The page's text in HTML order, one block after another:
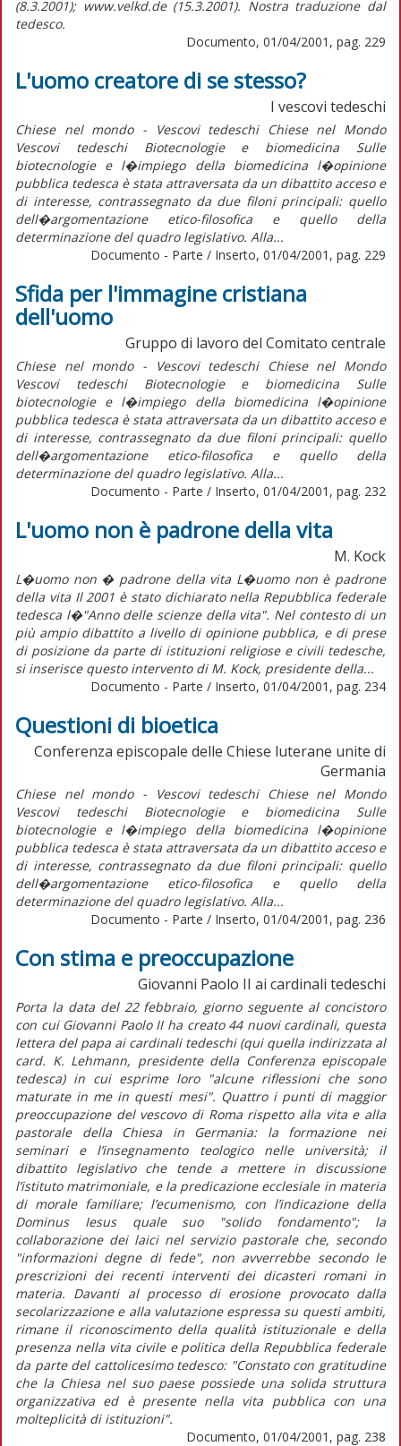
(8.3.2001); www.velkd.de (15.3.2001). Nostra traduzione dal
tedesco.
Documento, 01/04/2001, pag. 229
L'uomo creatore di se stesso?
I vescovi tedeschi
Chiese nel mondo - Vescovi tedeschi Chiese nel Mondo
Vescovi tedeschi Biotecnologie e biomedicina Sulle
biotecnologie e l�impiego della biomedicina l�opinione
pubblica tedesca è stata attraversata da un dibattito acceso e
di interesse, contrassegnato da due filoni principali: quello
dell�argomentazione etico-filosofica e quello della
determinazione del quadro legislativo. Alla...
Documento - Parte / Inserto, 01/04/2001, pag. 229
Sfida per l'immagine cristiana
dell'uomo
Gruppo di lavoro del Comitato centrale
Chiese nel mondo - Vescovi tedeschi Chiese nel Mondo
Vescovi tedeschi Biotecnologie e biomedicina Sulle
biotecnologie e l�impiego della biomedicina l�opinione
pubblica tedesca è stata attraversata da un dibattito acceso e
di interesse, contrassegnato da due filoni principali: quello
dell�argomentazione etico-filosofica e quello della
determinazione del quadro legislativo. Alla...
Documento - Parte / Inserto, 01/04/2001, pag. 232
L'uomo non è padrone della vita
M. Kock
L�uomo non � padrone della vita L�uomo non è padrone
della vita Il 2001 è stato dichiarato nella Repubblica federale
tedesca l�"Anno delle scienze della vita". Nel contesto di un
più ampio dibattito a livello di opinione pubblica, e di prese
di posizione da parte di istituzioni religiose e civili tedesche,
si inserisce questo intervento di M. Kock, presidente della...
Documento - Parte / Inserto, 01/04/2001, pag. 234
Questioni di bioetica
Conferenza episcopale delle Chiese luterane unite di
Germania
Chiese nel mondo - Vescovi tedeschi Chiese nel Mondo
Vescovi tedeschi Biotecnologie e biomedicina Sulle
biotecnologie e l�impiego della biomedicina l�opinione
pubblica tedesca è stata attraversata da un dibattito acceso e
di interesse, contrassegnato da due filoni principali: quello
dell�argomentazione etico-filosofica e quello della
determinazione del quadro legislativo. Alla...
Documento - Parte / Inserto, 01/04/2001, pag. 236
Con stima e preoccupazione
Giovanni Paolo II ai cardinali tedeschi
Porta la data del 22 febbraio, giorno seguente al concistoro
con cui Giovanni Paolo II ha creato 44 nuovi cardinali, questa
lettera del papa ai cardinali tedeschi (qui quella indirizzata al
card. K. Lehmann, presidente della Conferenza episcopale
tedesca) in cui esprime loro "alcune riflessioni che sono
maturate in me in questi mesi". Quattro i punti di maggior
preoccupazione del vescovo di Roma rispetto alla vita e alla
pastorale della Chiesa in Germania: la formazione nei
seminari e l’insegnamento teologico nelle università; il
dibattito legislativo che tende a mettere in discussione
l’istituto matrimoniale, e la predicazione ecclesiale in materia
di morale familiare; l’ecumenismo, con l’indicazione della
Dominus Iesus quale suo "solido fondamento"; la
collaborazione dei laici nel servizio pastorale che, secondo
"informazioni degne di fede", non avverrebbe secondo le
prescrizioni dei recenti interventi dei dicasteri romani in
materia. Davanti al processo di erosione provocato dalla
secolarizzazione e alla valutazione espressa su questi ambiti,
rimane il riconoscimento della qualità istituzionale e della
presenza nella vita civile e politica della Repubblica federale
da parte del cattolicesimo tedesco: "Constato con gratitudine
che la Chiesa nel suo paese possiede una solida struttura
organizzativa ed è presente nella vita pubblica con una
molteplicità di istituzioni".
Documento, 01/04/2001, pag. 238